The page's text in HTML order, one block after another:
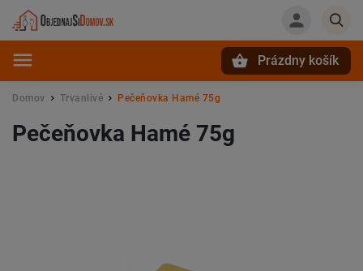
Prázdny košík
Domov / Trvanlivé / Pečeňovka Hamé 75g
Pečeňovka Hamé 75g